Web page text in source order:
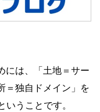
には、「土地＝サー
＝独自ドメイン」を
うことです。